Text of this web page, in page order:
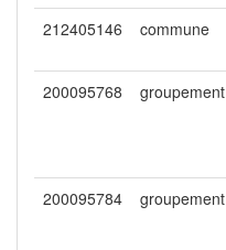
212405146 commune
200095768 groupement
200095784 groupement